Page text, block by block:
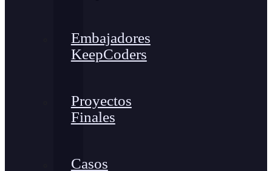
Embajadores
KeepCoders
Proyectos
Finales
Casos